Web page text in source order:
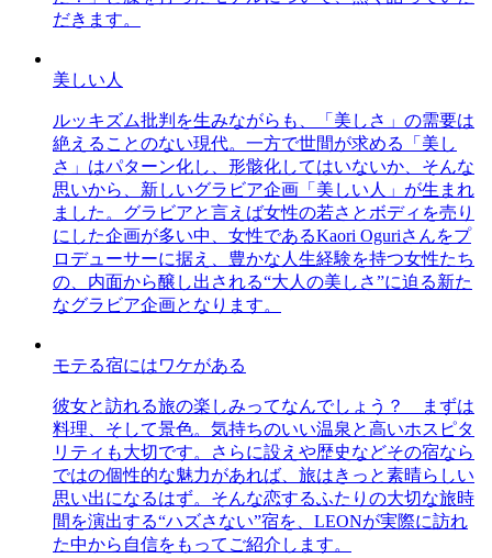
だきます。
美しい人
ルッキズム批判を生みながらも、「美しさ」の需要は
絶えることのない現代。一方で世間が求める「美し
さ」はパターン化し、形骸化してはいないか、そんな
思いから、新しいグラビア企画「美しい人」が生まれ
ました。グラビアと言えば女性の若さとボディを売り
にした企画が多い中、女性であるKaori Oguriさんをプ
ロデューサーに据え、豊かな人生経験を持つ女性たち
の、内面から醸し出される“大人の美しさ”に迫る新た
なグラビア企画となります。
モテる宿にはワケがある
彼女と訪れる旅の楽しみってなんでしょう？ まずは
料理、そして景色。気持ちのいい温泉と高いホスピタ
リティも大切です。さらに設えや歴史などその宿なら
ではの個性的な魅力があれば、旅はきっと素晴らしい
思い出になるはず。そんな恋するふたりの大切な旅時
間を演出する“ハズさない”宿を、LEONが実際に訪れ
た中から自信をもってご紹介します。